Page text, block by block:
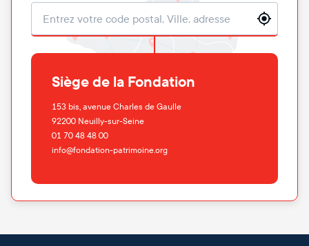
Localisation
Siège de la Fondation
153 bis, avenue Charles de Gaulle
92200 Neuilly-sur-Seine
01 70 48 48 00
info@fondation-patrimoine.org